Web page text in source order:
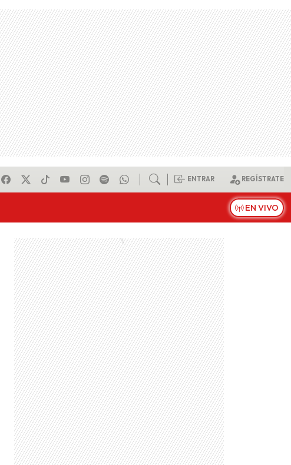
ENTRAR REGÍSTRATE
EN VIVO